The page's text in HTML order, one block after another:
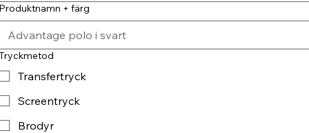
+ färg
Transfertryck
Screentryck
Brodyr